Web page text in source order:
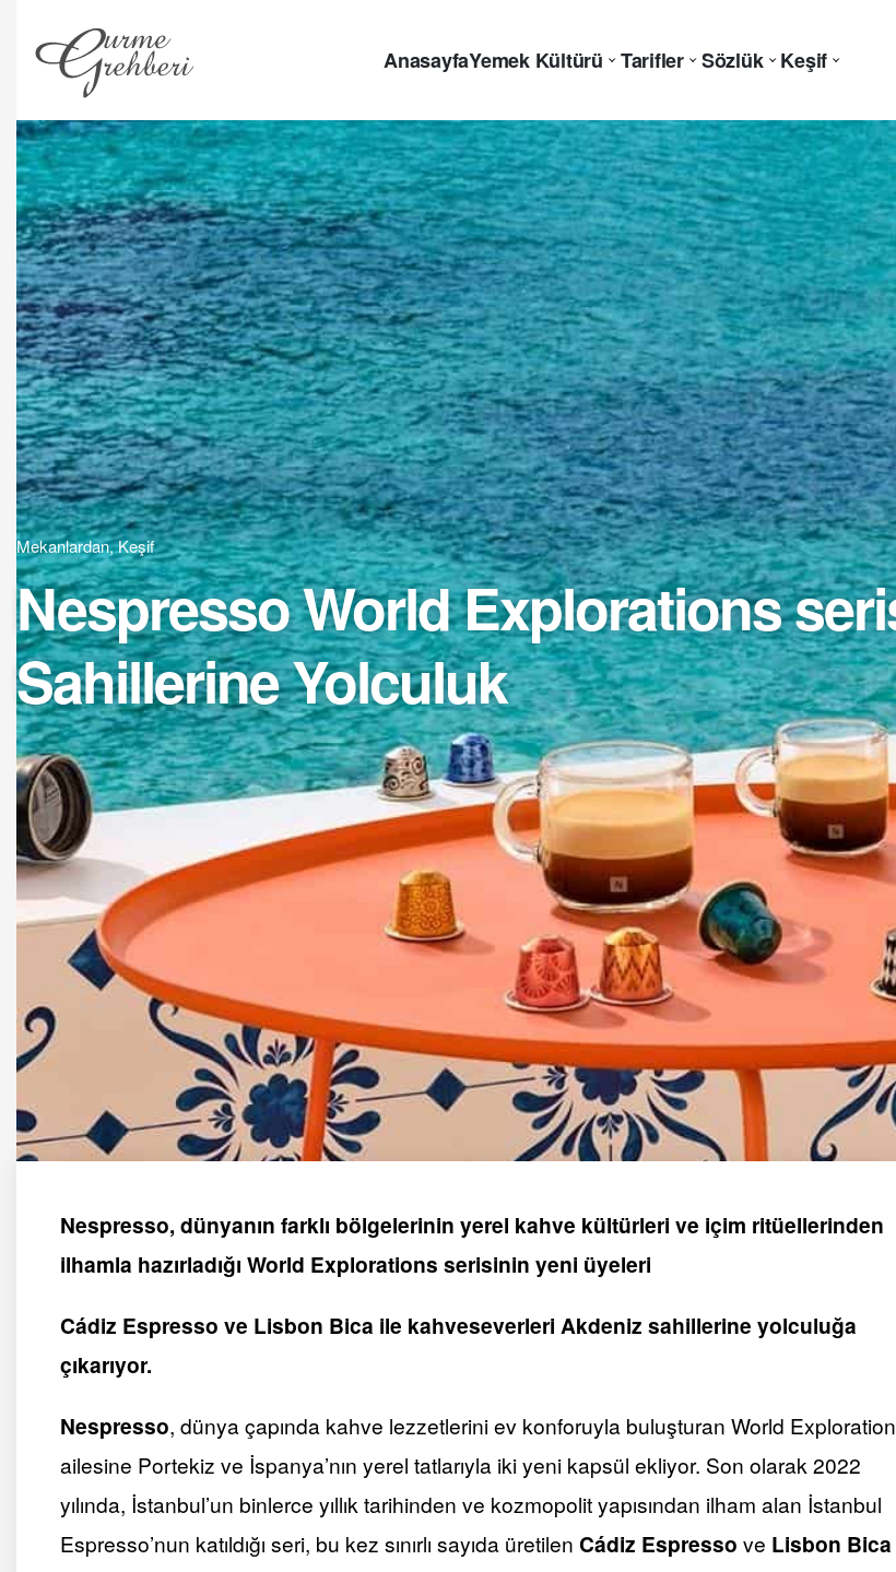
AnasayfaYemek Kültürü Tarifler Sözlük Keşif
Mekanlardan,Keşif
Nespresso World Explorations
Sahillerine Yolculuk
Nespresso, dünyanın farklı bölgelerinin yerel kahve kültürleri ve içim ritüellerinden
ilhamla hazırladığı World Explorations serisinin yeni üyeleri
Cádiz Espresso ve Lisbon Bica ile kahveseverleri Akdeniz sahillerine yolculuğa
çıkarıyor.
Nespresso, dünya çapında kahve lezzetlerini ev konforuyla buluşturan World
ailesine Portekiz ve İspanya’nın yerel tatlarıyla iki yeni kapsül ekliyor. Son olarak 2022
yılında, İstanbul’un binlerce yıllık tarihinden ve kozmopolit yapısından ilham alan İstanbul
Espresso’nun katıldığı seri, bu kez sınırlı sayıda üretilen Cádiz Espresso ve Lisbon Bica